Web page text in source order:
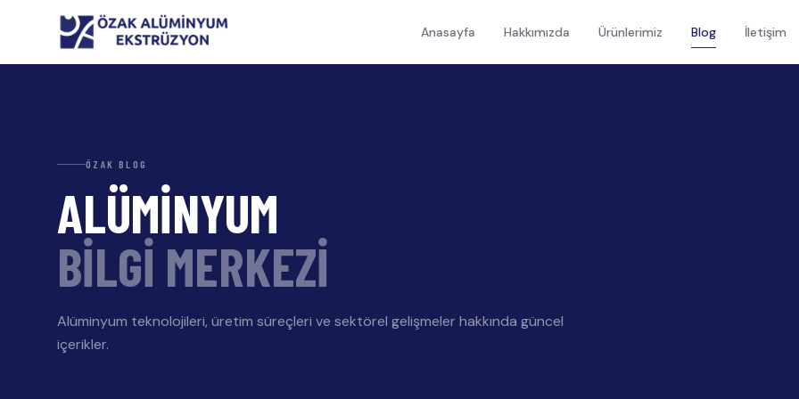
Anasayfa Hakkımızda Ürünlerimiz Blog İletişim
ÖZAK BLOG
ALÜMİNYUM
BİLGİ MERKEZİ
Alüminyum teknolojileri, üretim süreçleri ve sektörel gelişmeler hakkında güncel
içerikler.